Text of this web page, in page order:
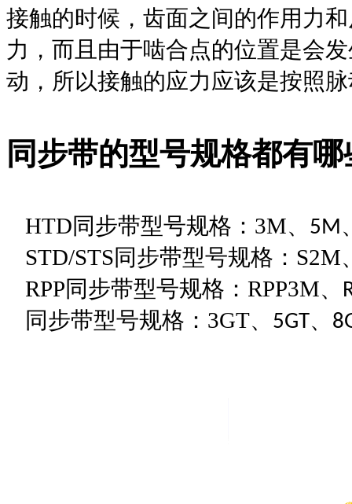
接触的时候，齿面之间的作用力
力，而且由于啮合点的位置是会
动，所以接触的应力应该是按照
同步带的型号规格都有哪
HTD同步带型号规格 ： 3M、 5M
STD/STS同步带型号规格 ： S2M
RPP同步带型号规格 ： RPP3M、
同步带型号规格 ： 3GT、 5GT、